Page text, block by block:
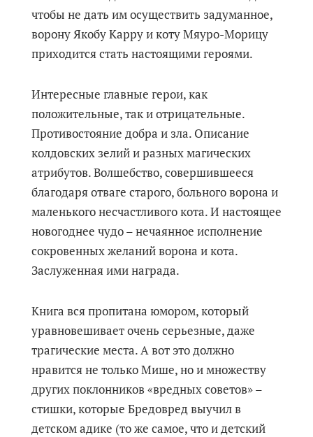
чтобы не дать им осуществить задуманное,
ворону Якобу Карру и коту Мяуро-Морицу
приходится стать настоящими героями.
Интересные главные герои, как
положительные, так и отрицательные.
Противостояние добра и зла. Описание
колдовских зелий и разных магических
атрибутов. Волшебство, совершившееся
благодаря отваге старого, больного ворона и
маленького несчастливого кота. И настоящее
новогоднее чудо – нечаянное исполнение
сокровенных желаний ворона и кота.
Заслуженная ими награда.
Книга вся пропитана юмором, который
уравновешивает очень серьезные, даже
трагические места. А вот это должно
нравится не только Мише, но и множеству
других поклонников «вредных советов» –
стишки, которые Бредовред выучил в
детском адике (то же самое, что и детский